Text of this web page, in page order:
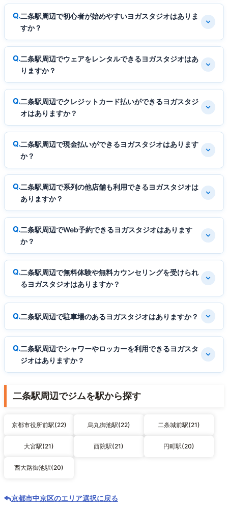
二条駅周辺で初心者が始めやすいヨガスタジオはありま
すか？
二条駅周辺でウェアをレンタルできるヨガスタジオはあ
りますか？
二条駅周辺でクレジットカード払いができるヨガスタジ
オはありますか？
二条駅周辺で現金払いができるヨガスタジオはあります
か？
二条駅周辺で系列の他店舗も利用できるヨガスタジオは
ありますか？
二条駅周辺でWeb予約できるヨガスタジオはあります
か？
二条駅周辺で無料体験や無料カウンセリングを受けられ
るヨガスタジオはありますか？
二条駅周辺で駐車場のあるヨガスタジオはありますか？
二条駅周辺でシャワーやロッカーを利用できるヨガスタ
ジオはありますか？
二条駅周辺でジムを駅から探す
京都市役所前駅(22) 烏丸御池駅(22) 二条城前駅(21)
大宮駅(21) 西院駅(21) 円町駅(20)
西大路御池駅(20)
京都市中京区のエリア選択に戻る